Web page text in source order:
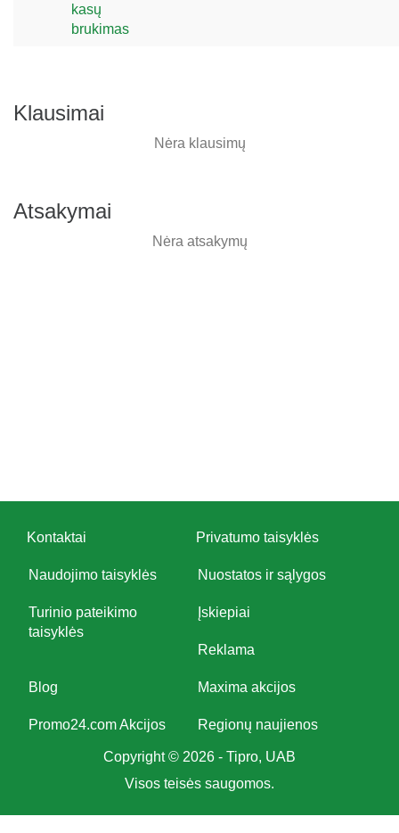
kasų
brukimas
Klausimai
Nėra klausimų
Atsakymai
Nėra atsakymų
Kontaktai Privatumo taisyklės
Naudojimo taisyklės Nuostatos ir sąlygos
Turinio pateikimo
taisyklės
Įskiepiai
Reklama
Blog Maxima akcijos
Promo24.com Akcijos Regionų naujienos
Copyright © 2026 - Tipro, UAB
Visos teisės saugomos.